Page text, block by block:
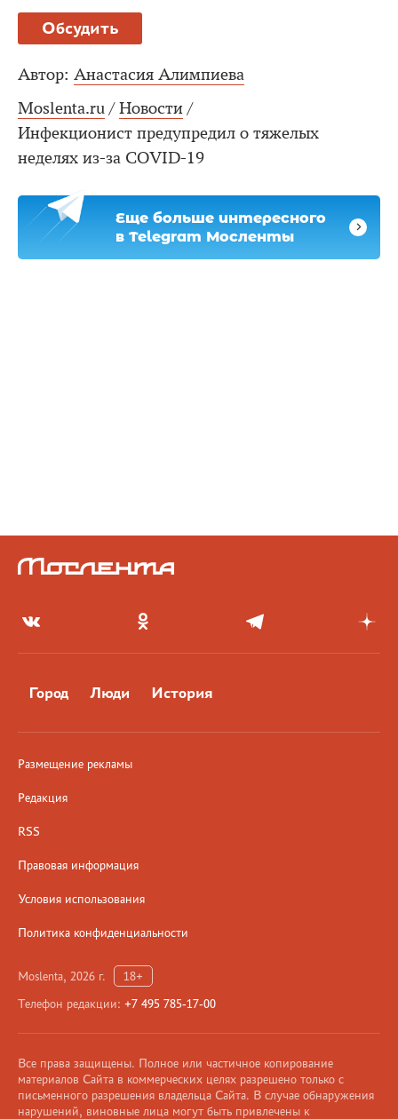
Обсудить
Автор: Анастасия Алимпиева
Moslenta.ru / Новости /
Инфекционист предупредил о тяжелых
неделях из-за COVID-19
Еще больше интересного
в Telegram Мосленты
Город Люди История
Размещение рекламы
Редакция
RSS
Правовая информация
Условия использования
Политика конфиденциальности
Moslenta, 2026 г.
18+
Телефон редакции: +7 495 785-17-00
Все права защищены. Полное или частичное копирование
материалов Сайта в коммерческих целях разрешено только с
письменного разрешения владельца Сайта. В случае обнаружения
нарушений, виновные лица могут быть привлечены к